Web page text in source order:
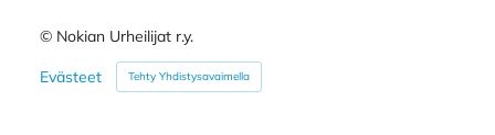
© Nokian Urheilijat r.y.
Evästeet Tehty Yhdistysavaimella